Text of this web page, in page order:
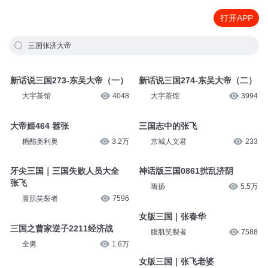
打开APP
三国张济大帝
新话说三国273-东吴大帝（一）
大宇茶馆 4048
大帝姬464 嚣张
糖醋奥利奥 3.2万
牙尖三国｜三国失败人员大全
张飞
腹肌笑裂者 7596
三国之曹家逆子2211经济战
全勇 1.6万
新话说三国274-东吴大帝（二）
大宇茶馆 3994
三国志中的张飞
京城人文君 233
神话版三国0861扰乱济阴
嗨扬 5.5万
女版三国｜张春华
腹肌笑裂者 7588
女版三国｜张飞老婆